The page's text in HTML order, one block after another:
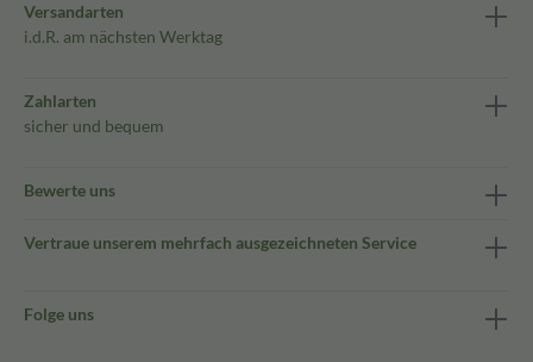
Versandarten
i.d.R. am nächsten Werktag
Zahlarten
sicher und bequem
Bewerte uns
Vertraue unserem mehrfach ausgezeichneten Service
Folge uns